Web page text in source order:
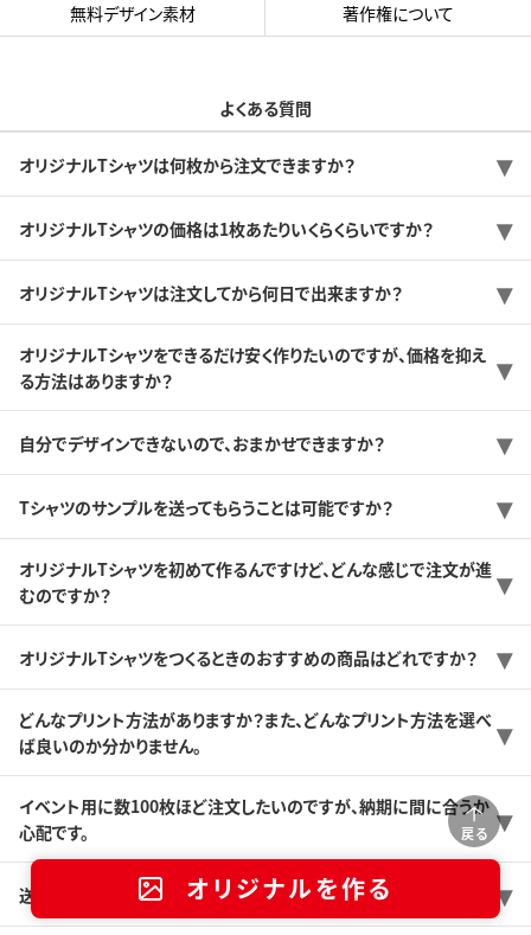
戻る
オリジナルを作る
無料デザイン素材
著作権について
よくある質問
オリジナルTシャツは何枚から注文できますか？
オリジナルTシャツの価格は1枚あたりいくらくらいですか？
オリジナルTシャツは注文してから何日で出来ますか？
オリジナルTシャツをできるだけ安く作りたいのですが、価格を抑え
る方法はありますか？
自分でデザインできないので、おまかせできますか？
Tシャツのサンプルを送ってもらうことは可能ですか？
オリジナルTシャツを初めて作るんですけど、どんな感じで注文が進
むのですか？
オリジナルTシャツをつくるときのおすすめの商品はどれですか？
どんなプリント方法がありますか？また、どんなプリント方法を選べ
ば良いのか分かりません。
イベント用に数100枚ほど注文したいのですが、納期に間に合うか
心配です。
送料はどのくらいですか？